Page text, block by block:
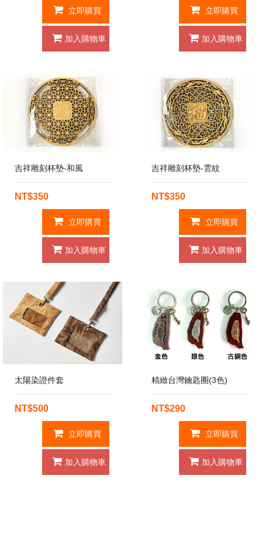
立即購買
加入購物車
立即購買
加入購物車
吉祥雕刻杯墊-和風
NT$350
立即購買
加入購物車
吉祥雕刻杯墊-雲紋
NT$350
立即購買
加入購物車
太陽染證件套
NT$500
立即購買
加入購物車
精緻台灣鑰匙圈(3色)
NT$290
立即購買
加入購物車